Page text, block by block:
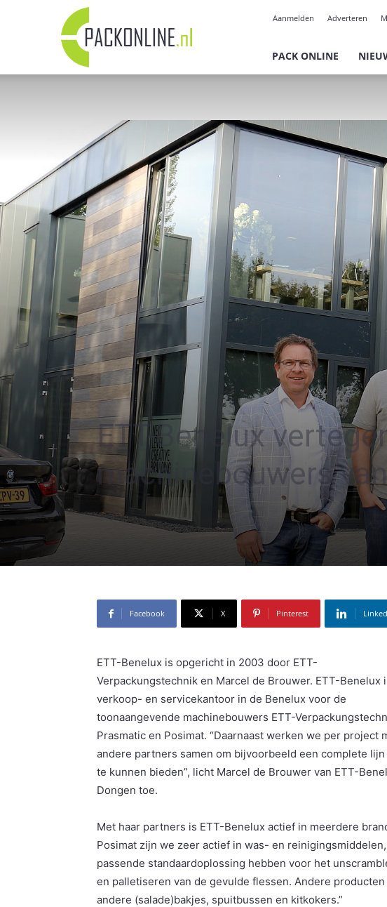
Pack
Online
Aanmelden Adverteren
PACK ONLINE
ETT-Benelux
machinebouwers
Facebook X Pinterest
ETT-Benelux is opgericht in 2003 door ETT-
Verpackungstechnik en Marcel de Brouwer. ETT-Benelux
verkoop- en servicekantoor in de Benelux voor de
toonaangevende machinebouwers ETT-
Prasmatic en Posimat. “Daarnaast werken we per project
andere partners samen om bijvoorbeeld een complete lijn
te kunnen bieden”, licht Marcel de Brouwer van ETT-
Dongen toe.
Met haar partners is ETT-Benelux actief in meerdere
Posimat zijn we zeer actief in was- en
passende standaardoplossing hebben voor het
en palletiseren van de gevulde flessen. Andere
andere (salade)bakjes, spuitbussen en kitkokers.”